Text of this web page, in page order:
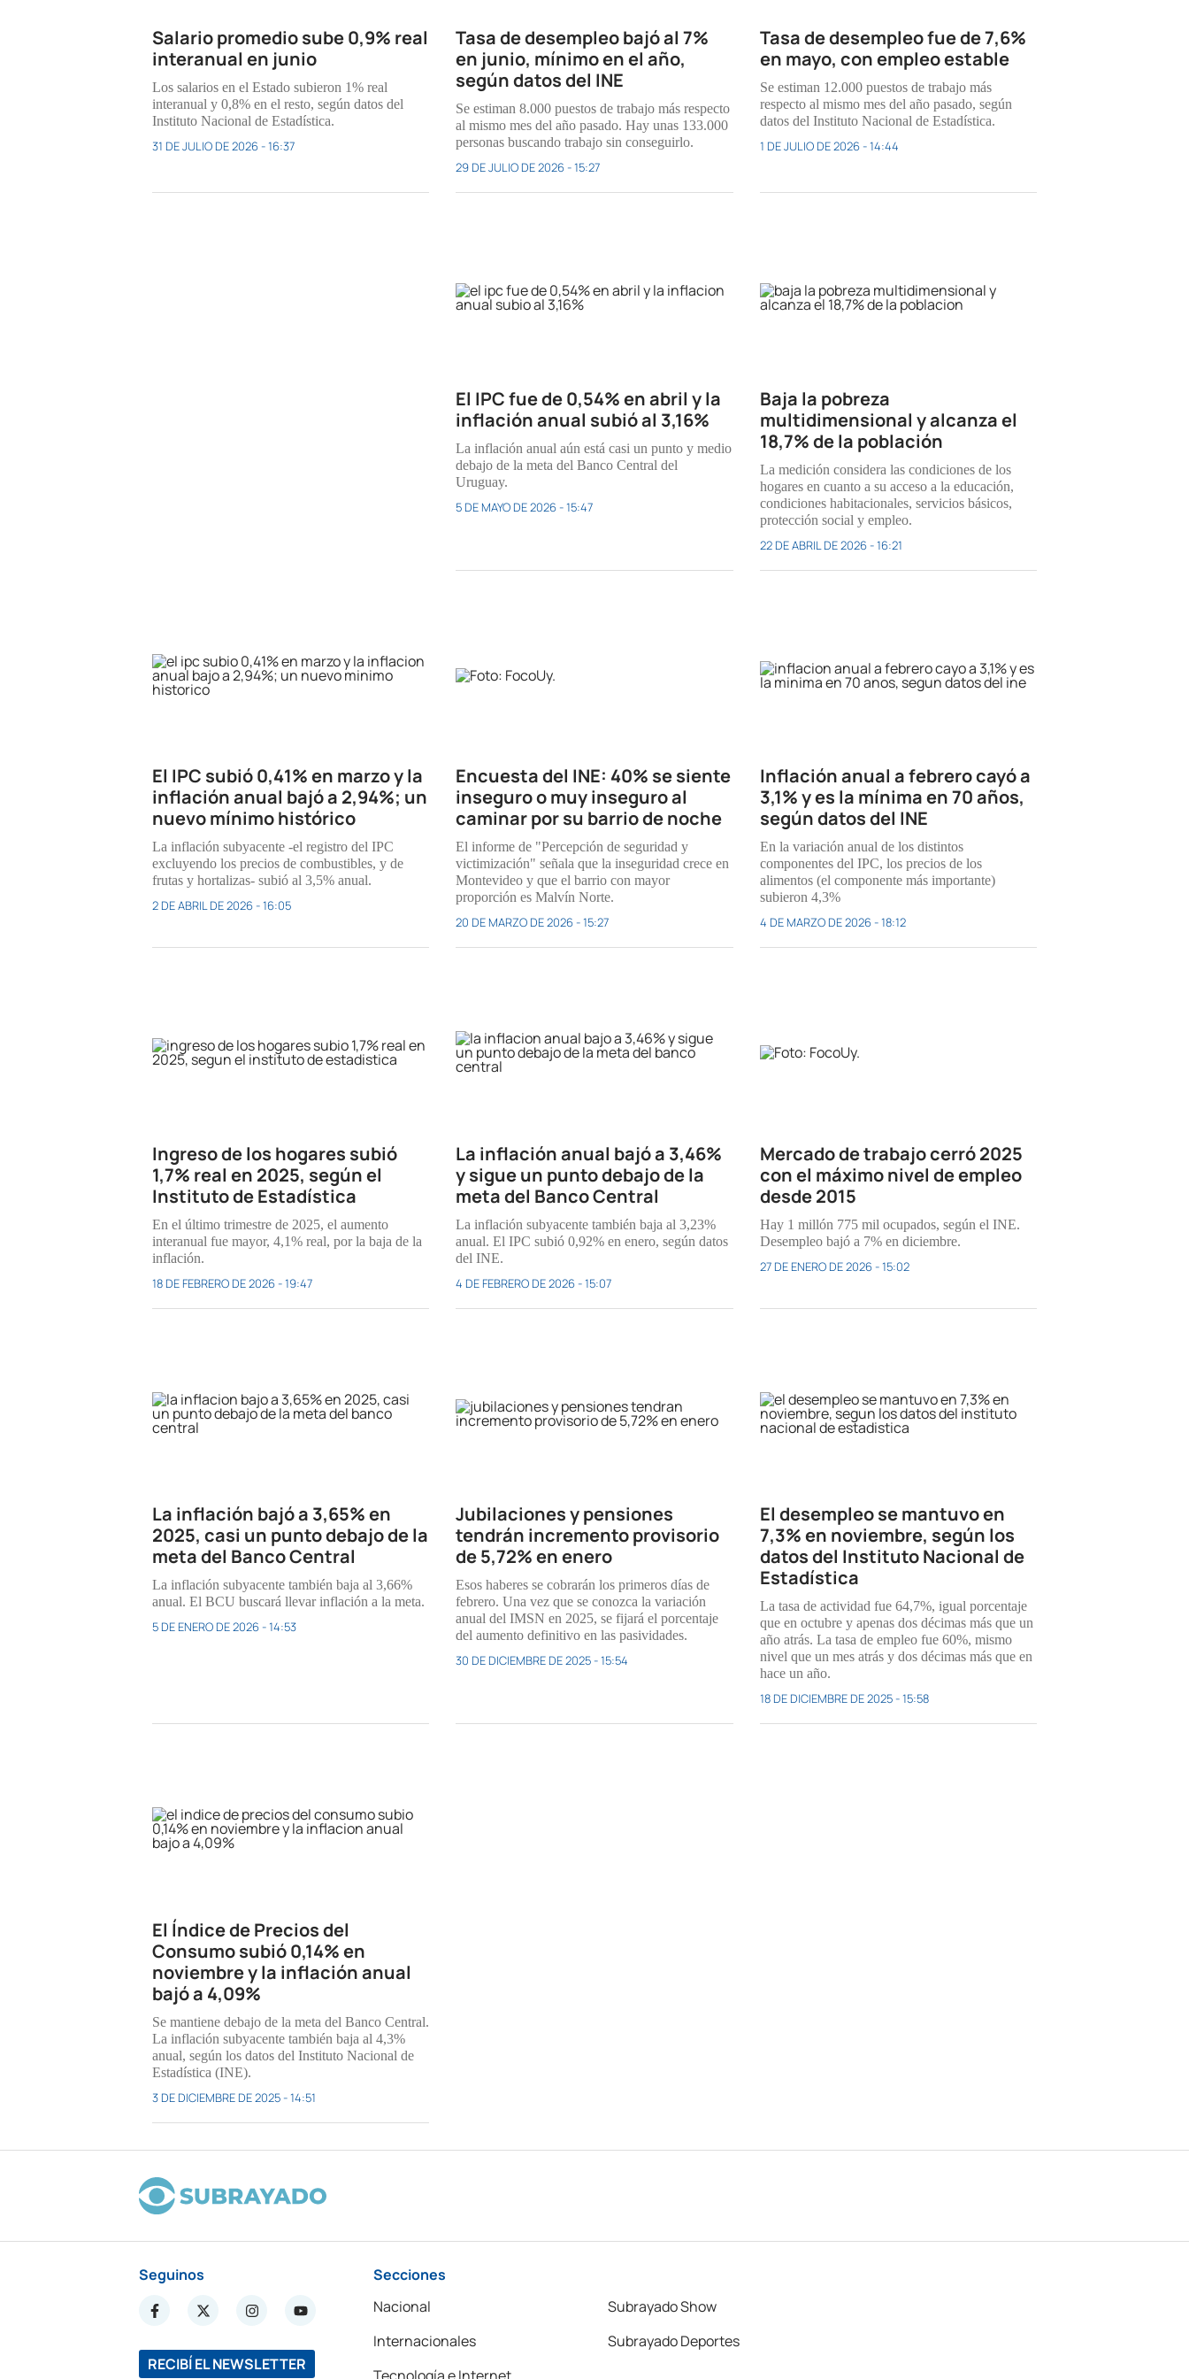
Salario promedio sube 0,9% real
interanual en junio
Los salarios en el Estado subieron 1% real
interanual y 0,8% en el resto, según datos del
Instituto Nacional de Estadística.
31 DE JULIO DE 2026 - 16:37
Tasa de desempleo bajó al 7%
en junio, mínimo en el año,
según datos del INE
Se estiman 8.000 puestos de trabajo más respecto
al mismo mes del año pasado. Hay unas 133.000
personas buscando trabajo sin conseguirlo.
29 DE JULIO DE 2026 - 15:27
Tasa de desempleo fue de 7,6%
en mayo, con empleo estable
Se estiman 12.000 puestos de trabajo más
respecto al mismo mes del año pasado, según
datos del Instituto Nacional de Estadística.
1 DE JULIO DE 2026 - 14:44
El IPC fue de 0,54% en abril y la
inflación anual subió al 3,16%
La inflación anual aún está casi un punto y medio
debajo de la meta del Banco Central del
Uruguay.
5 DE MAYO DE 2026 - 15:47
Baja la pobreza
multidimensional y alcanza el
18,7% de la población
La medición considera las condiciones de los
hogares en cuanto a su acceso a la educación,
condiciones habitacionales, servicios básicos,
protección social y empleo.
22 DE ABRIL DE 2026 - 16:21
El IPC subió 0,41% en marzo y la
inflación anual bajó a 2,94%; un
nuevo mínimo histórico
La inflación subyacente -el registro del IPC
excluyendo los precios de combustibles, y de
frutas y hortalizas- subió al 3,5% anual.
2 DE ABRIL DE 2026 - 16:05
Encuesta del INE: 40% se siente
inseguro o muy inseguro al
caminar por su barrio de noche
El informe de "Percepción de seguridad y
victimización" señala que la inseguridad crece en
Montevideo y que el barrio con mayor
proporción es Malvín Norte.
20 DE MARZO DE 2026 - 15:27
Inflación anual a febrero cayó a
3,1% y es la mínima en 70 años,
según datos del INE
En la variación anual de los distintos
componentes del IPC, los precios de los
alimentos (el componente más importante)
subieron 4,3%
4 DE MARZO DE 2026 - 18:12
Ingreso de los hogares subió
1,7% real en 2025, según el
Instituto de Estadística
En el último trimestre de 2025, el aumento
interanual fue mayor, 4,1% real, por la baja de la
inflación.
18 DE FEBRERO DE 2026 - 19:47
La inflación anual bajó a 3,46%
y sigue un punto debajo de la
meta del Banco Central
La inflación subyacente también baja al 3,23%
anual. El IPC subió 0,92% en enero, según datos
del INE.
4 DE FEBRERO DE 2026 - 15:07
Mercado de trabajo cerró 2025
con el máximo nivel de empleo
desde 2015
Hay 1 millón 775 mil ocupados, según el INE.
Desempleo bajó a 7% en diciembre.
27 DE ENERO DE 2026 - 15:02
La inflación bajó a 3,65% en
2025, casi un punto debajo de la
meta del Banco Central
La inflación subyacente también baja al 3,66%
anual. El BCU buscará llevar inflación a la meta.
5 DE ENERO DE 2026 - 14:53
Jubilaciones y pensiones
tendrán incremento provisorio
de 5,72% en enero
Esos haberes se cobrarán los primeros días de
febrero. Una vez que se conozca la variación
anual del IMSN en 2025, se fijará el porcentaje
del aumento definitivo en las pasividades.
30 DE DICIEMBRE DE 2025 - 15:54
El desempleo se mantuvo en
7,3% en noviembre, según los
datos del Instituto Nacional de
Estadística
La tasa de actividad fue 64,7%, igual porcentaje
que en octubre y apenas dos décimas más que un
año atrás. La tasa de empleo fue 60%, mismo
nivel que un mes atrás y dos décimas más que en
hace un año.
18 DE DICIEMBRE DE 2025 - 15:58
El Índice de Precios del
Consumo subió 0,14% en
noviembre y la inflación anual
bajó a 4,09%
Se mantiene debajo de la meta del Banco Central.
La inflación subyacente también baja al 4,3%
anual, según los datos del Instituto Nacional de
Estadística (INE).
3 DE DICIEMBRE DE 2025 - 14:51
Seguinos
RECIBÍ EL NEWSLETTER
Secciones
Nacional
Internacionales
Tecnología e Internet
Subrayado Show
Subrayado Deportes